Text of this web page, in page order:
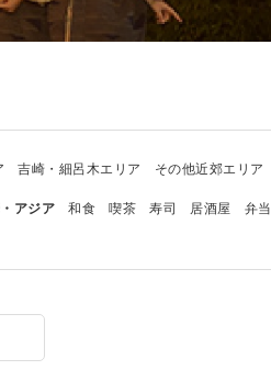
吉崎・細呂木エリア その他近郊エリア
アジア 和食 喫茶 寿司 居酒屋 弁当